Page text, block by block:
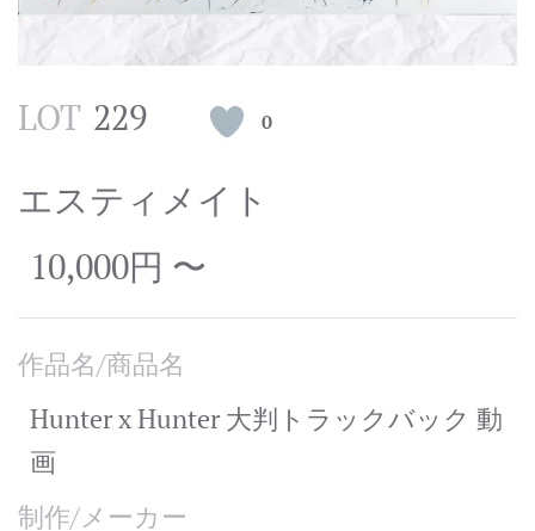
LOT 229 0
エスティメイト
10,000円 〜
作品名/商品名
Hunter x Hunter 大判トラックバック 動
画
制作/メーカー